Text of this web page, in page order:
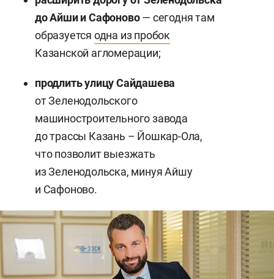
до Айшии Сафоново— сегодня там
образуется одна из пробок
Казанской агломерации;
продлить улицу Сайдашева
от Зеленодольского
машиностроительного завода
до трассы Казань – Йошкар-Ола,
что позволит выезжать
из Зеленодольска, минуя Айшу
и Сафоново.